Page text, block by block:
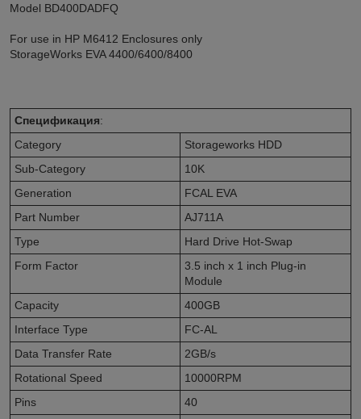
Model BD400DADFQ
For use in HP M6412 Enclosures only
StorageWorks EVA 4400/6400/8400
Спецификация:
Category
Storageworks HDD
Sub-Category
10K
Generation
FCAL EVA
Part Number
AJ711A
Type
Hard Drive Hot-Swap
Form Factor
3.5 inch x 1 inch Plug-in
Module
Capacity
400GB
Interface Type
FC-AL
Data Transfer Rate
2GB/s
Rotational Speed
10000RPM
Pins
40